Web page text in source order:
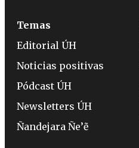
Temas
Editorial ÚH
Noticias positivas
Pódcast ÚH
Newsletters ÚH
Ñandejara Ñe’ẽ